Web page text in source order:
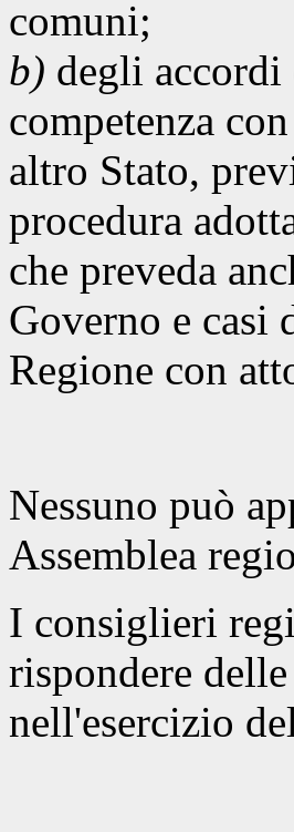
comuni;
b) degli accordi
competenza
altro Stato,
procedura
che preveda
Governo e casi
Regione con
Nessuno può
Assemblea
I consiglieri
rispondere
nell'esercizio